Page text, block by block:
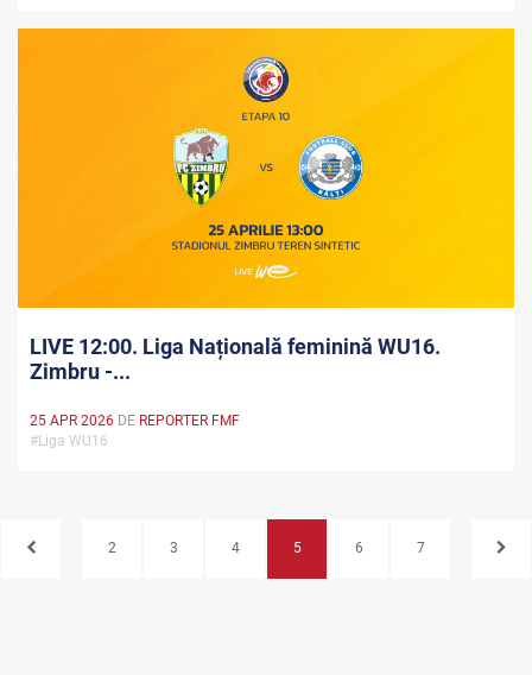
LIVE 12:00. Liga Națională feminină WU16.
Zimbru -...
25 APR 2026 DE REPORTER FMF
#Liga WU16
2 3 4 5 6 7